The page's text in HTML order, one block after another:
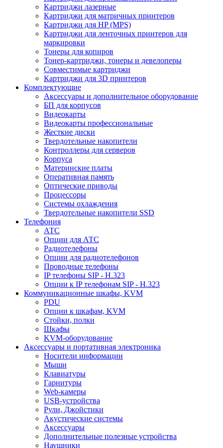
Картриджи лазерные
Картриджи для матричных принтеров
Картриджи для HP (MPS)
Картриджи для ленточных принтеров для
маркировки
Тонеры для копиров
Тонер-картриджи, тонеры и девелоперы
Совместимые картриджи
Картриджи для 3D принтеров
Комплектующие
Аксессуары и дополнительное оборудование
БП для корпусов
Видеокарты
Видеокарты профессиональные
Жесткие диски
Твердотельные накопители
Контроллеры для серверов
Корпуса
Материнские платы
Оперативная память
Оптические приводы
Процессоры
Системы охлаждения
Твердотельные накопители SSD
Телефония
АТС
Опции для АТС
Радиотелефоны
Опции для радиотелефонов
Проводные телефоны
IP телефоны SIP - H.323
Опции к IP телефонам SIP - H.323
Коммуникационные шкафы, KVM
PDU
Опции к шкафам, KVM
Стойки, полки
Шкафы
KVM-оборудование
Аксессуары и портативная электроника
Носители информации
Мыши
Клавиатуры
Гарнитуры
Web-камеры
USB-устройства
Рули, Джойстики
Акустические системы
Аксессуары
Дополнительные полезные устройства
Наушники